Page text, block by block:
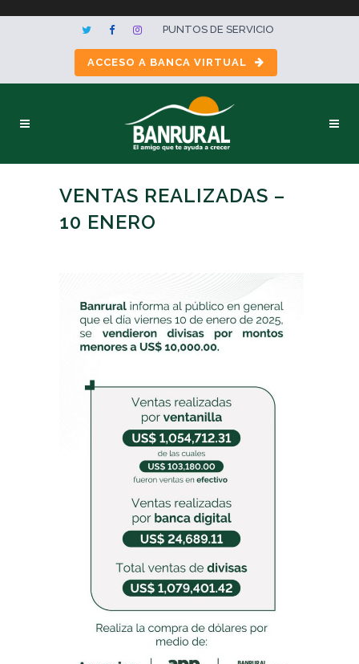
PUNTOS DE SERVICIO
ACCESO A BANCA VIRTUAL
VENTAS REALIZADAS –
10 ENERO